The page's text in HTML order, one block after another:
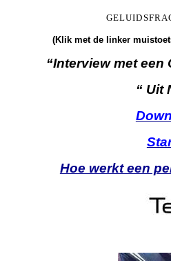
(Klik met de linker
“Interview met een
“ Uit
Hoe werkt een